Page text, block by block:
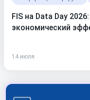
FIS на Data Day
экономический
14 июля